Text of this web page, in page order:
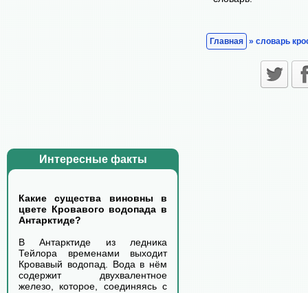
Интересные факты
Какие существа виновны в
цвете Кровавого водопада в
Антарктиде?
В Антарктиде из ледника
Тейлора временами выходит
Кровавый водопад. Вода в нём
содержит двухвалентное
железо, которое, соединяясь с
Главная » словарь